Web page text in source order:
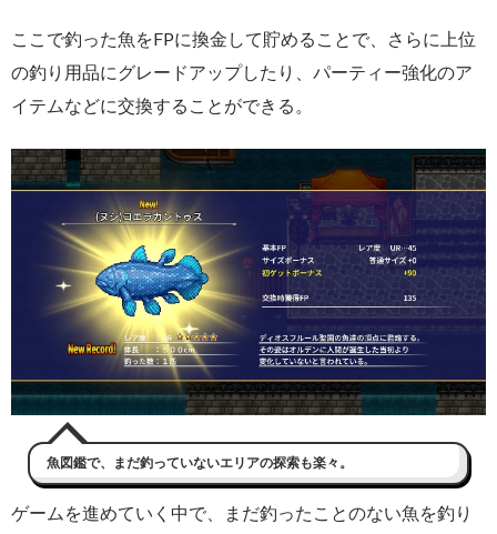
ここで釣った魚をFPに換金して貯めることで、さらに上位
の釣り用品にグレードアップしたり、パーティー強化のア
イテムなどに交換することができる。
魚図鑑で、まだ釣っていないエリアの探索も楽々。
ゲームを進めていく中で、まだ釣ったことのない魚を釣り